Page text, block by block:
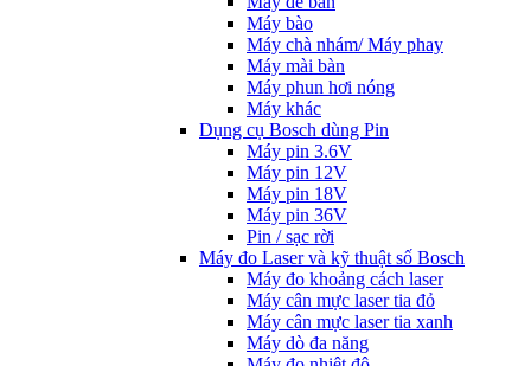
Máy bào
Máy chà nhám/ Máy phay
Máy mài bàn
Máy phun hơi nóng
Máy khác
Dụng cụ Bosch dùng Pin
Máy pin 3.6V
Máy pin 12V
Máy pin 18V
Máy pin 36V
Pin / sạc rời
Máy đo Laser và kỹ thuật số Bosch
Máy đo khoảng cách laser
Máy cân mực laser tia đỏ
Máy cân mực laser tia xanh
Máy dò đa năng